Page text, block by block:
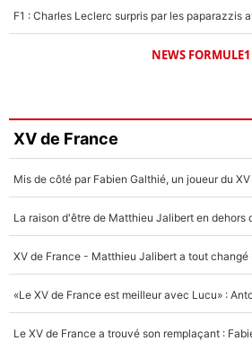
NEWS FORMULE1
XV de France